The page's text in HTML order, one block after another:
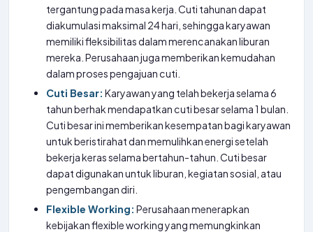
tergantung pada masa kerja. Cuti tahunan dapat
diakumulasi maksimal 24 hari, sehingga karyawan
memiliki fleksibilitas dalam merencanakan liburan
mereka. Perusahaan juga memberikan kemudahan
dalam proses pengajuan cuti.
Cuti Besar: Karyawan yang telah bekerja selama 6
tahun berhak mendapatkan cuti besar selama 1 bulan.
Cuti besar ini memberikan kesempatan bagi karyawan
untuk beristirahat dan memulihkan energi setelah
bekerja keras selama bertahun-tahun. Cuti besar
dapat digunakan untuk liburan, kegiatan sosial, atau
pengembangan diri.
Flexible Working: Perusahaan menerapkan
kebijakan flexible working yang memungkinkan